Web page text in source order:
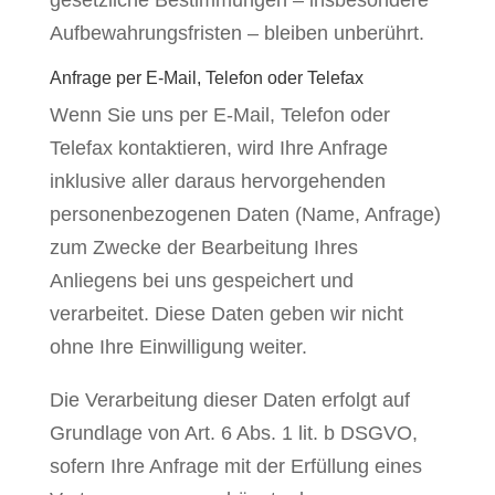
Aufbewahrungsfristen – bleiben unberührt.
Anfrage per E-Mail, Telefon oder Telefax
Wenn Sie uns per E-Mail, Telefon oder
Telefax kontaktieren, wird Ihre Anfrage
inklusive aller daraus hervorgehenden
personenbezogenen Daten (Name, Anfrage)
zum Zwecke der Bearbeitung Ihres
Anliegens bei uns gespeichert und
verarbeitet. Diese Daten geben wir nicht
ohne Ihre Einwilligung weiter.
Die Verarbeitung dieser Daten erfolgt auf
Grundlage von Art. 6 Abs. 1 lit. b DSGVO,
sofern Ihre Anfrage mit der Erfüllung eines